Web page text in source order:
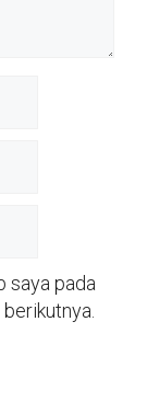
saya pada